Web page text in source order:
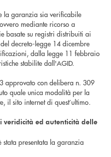
la garanzia sia verificabile
mediante ricorso a
basate su registri distribuiti ai
decreto-legge 14 dicembre
dalla legge 11 febbraio
stabilite dall'AGID.
approvato con delibera n. 309
quale unica modalità per la
il sito internet di quest’ultimo.
veridicità ed autenticità delle
stata presentata la garanzia